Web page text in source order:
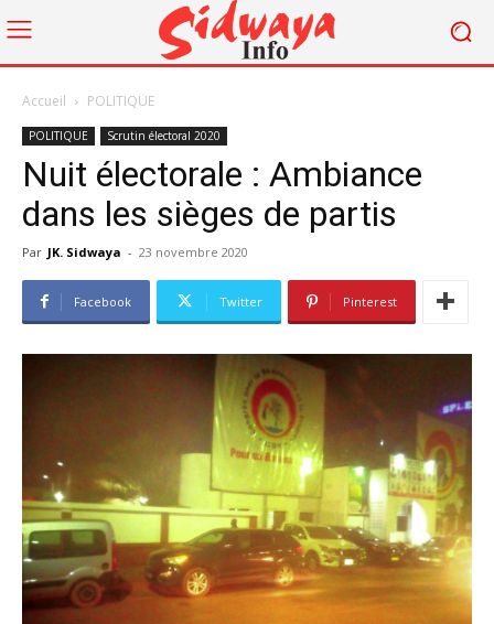
Accueil POLITIQUE
POLITIQUE Scrutin électoral 2020
Nuit électorale : Ambiance
dans les sièges de partis
Par JK. Sidwaya - 23 novembre 2020
Facebook Twitter Pinterest